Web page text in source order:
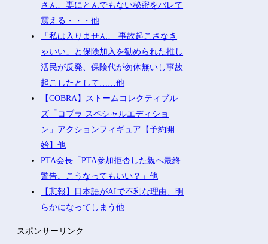
さん、妻にとんでもない秘密をバレて
震える・・・他
「私は入りません、 事故起こさなき
ゃいい」と保険加入を勧められた推し
活民が反発、保険代が勿体無いし事故
起こしたとして……他
【COBRA】ストームコレクティブル
ズ「コブラ スペシャルエディショ
ン」アクションフィギュア【予約開
始】他
PTA会長「PTA参加拒否した親へ最終
警告。こうなってもいい？」他
【悲報】日本語がAIで不利な理由、明
らかになってしまう他
スポンサーリンク